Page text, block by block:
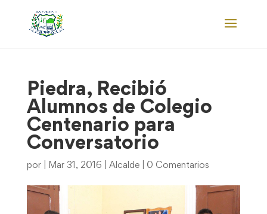
Piedra, Recibió
Alumnos de Colegio
Centenario para
Conversatorio
por Mar 31, 2016 Alcalde| 0 Comentarios